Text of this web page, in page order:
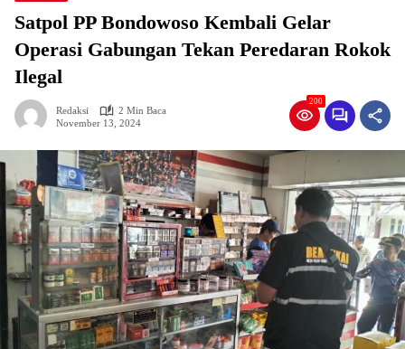
Satpol PP Bondowoso Kembali Gelar
Operasi Gabungan Tekan Peredaran Rokok
Ilegal
Redaksi
2 Min Baca
November 13, 2024
200